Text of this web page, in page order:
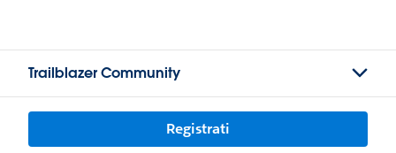
Trailblazer Community
Registrati